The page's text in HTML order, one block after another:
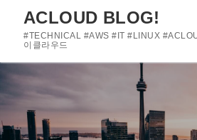
로
로
기
ACLOUD BLOG!
#TECHNICAL #AWS #IT #LINUX
이클라우드